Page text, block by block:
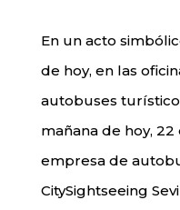
En un acto
de hoy, en las
autobuses
mañana de hoy,
empresa de
CitySightseeing